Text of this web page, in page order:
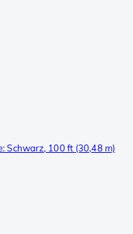
Schwarz, 100 ft (30,48 m)